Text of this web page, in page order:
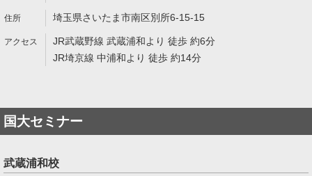
埼玉県さいたま市南区別所6-15-15
JR武蔵野線 武蔵浦和より 徒歩 約6分
JR埼京線 中浦和より 徒歩 約14分
国大セミナー
武蔵浦和校